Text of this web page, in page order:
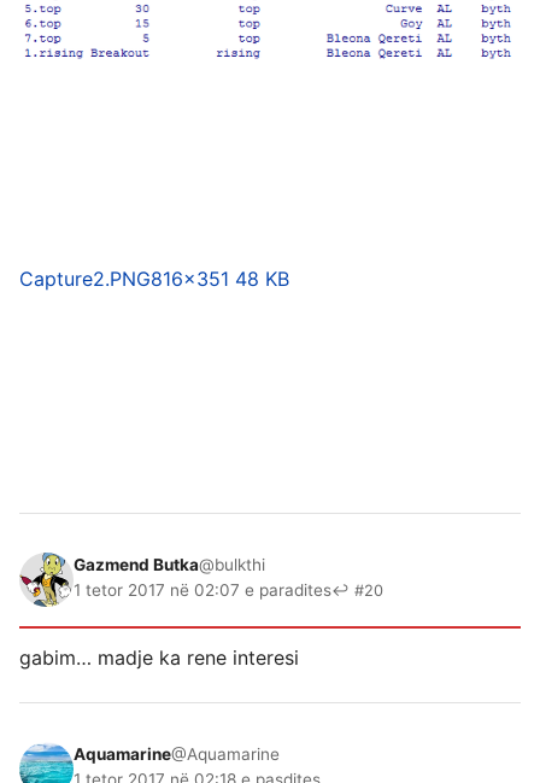
Capture2.PNG816×351 48 KB
Gazmend Butka@bulkthi
1 tetor 2017 në 02:07 e paradites↩ #20
gabim… madje ka rene interesi
Aquamarine@Aquamarine
1 tetor 2017 në 02:18 e pasdites